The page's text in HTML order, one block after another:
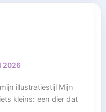
2026
illustratiestijl Mijn
kleins: een dier dat